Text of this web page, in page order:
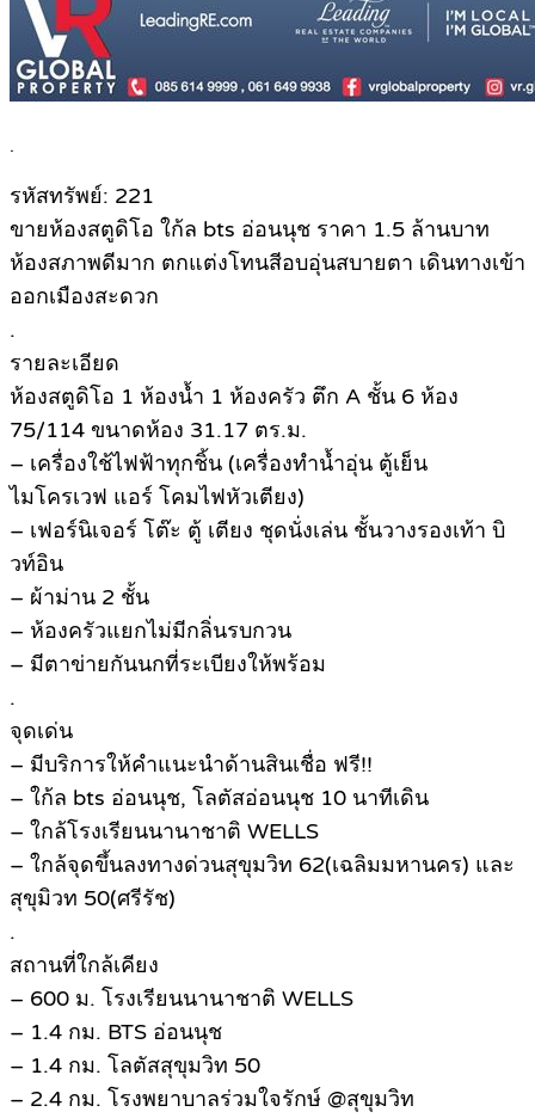
.
รหัสทรัพย์: 221
ขายห้องสตูดิโอ ใก้ล bts อ่อนนุช ราคา 1.5 ล้านบาท
ห้องสภาพดีมาก ตกแต่งโทนสีอบอุ่นสบายตา เดินทางเข้า
ออกเมืองสะดวก
.
รายละเอียด
ห้องสตูดิโอ 1 ห้องน้ำ 1 ห้องครัว ตึก A ชั้น 6 ห้อง
75/114 ขนาดห้อง 31.17 ตร.ม.
– เครื่องใช้ไฟฟ้าทุกชิ้น (เครื่องทำน้ำอุ่น ตู้เย็น
ไมโครเวฟ แอร์ โคมไฟหัวเตียง)
– เฟอร์นิเจอร์ โต๊ะ ตู้ เตียง ชุดนั่งเล่น ชั้นวางรองเท้า บิ
วท์อิน
– ผ้าม่าน 2 ชั้น
– ห้องครัวแยกไม่มีกลิ่นรบกวน
– มีตาข่ายกันนกที่ระเบียงให้พร้อม
.
จุดเด่น
– มีบริการให้คำแนะนำด้านสินเชื่อ ฟรี!!
– ใก้ล bts อ่อนนุช, โลตัสอ่อนนุช 10 นาทีเดิน
– ใกล้โรงเรียนนานาชาติ WELLS
– ใกล้จุดขึ้นลงทางด่วนสุขุมวิท 62(เฉลิมมหานคร) และ
สุขุมิวท 50(ศรีรัช)
.
สถานที่ใกล้เคียง
– 600 ม. โรงเรียนนานาชาติ WELLS
– 1.4 กม. BTS อ่อนนุช
– 1.4 กม. โลตัสสุขุมวิท 50
– 2.4 กม. โรงพยาบาลร่วมใจรักษ์ @สุขุมวิท